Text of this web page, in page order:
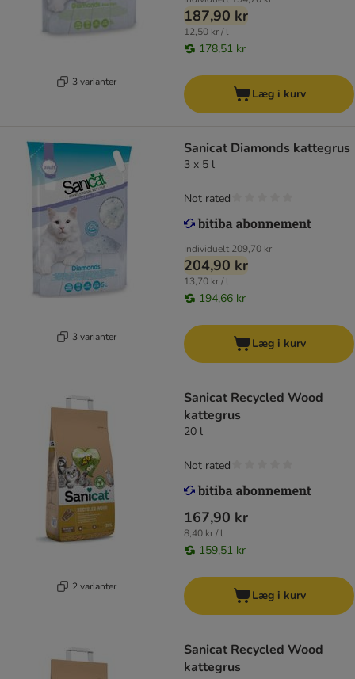
3 varianter
187,90 kr
12,50 kr / l
178,51 kr
Læg i kurv
3 varianter
Sanicat Diamonds kattegrus
3 x 5 l
Individuelt 209,70 kr
204,90 kr
13,70 kr / l
194,66 kr
Not rated
Læg i kurv
2 varianter
Sanicat Recycled Wood
kattegrus
20 l
167,90 kr
8,40 kr / l
159,51 kr
Not rated
Læg i kurv
Sanicat Recycled Wood
kattegrus